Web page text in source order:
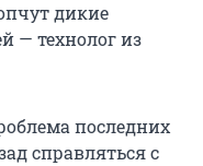
дикие
— технолог из
последних
справляться с